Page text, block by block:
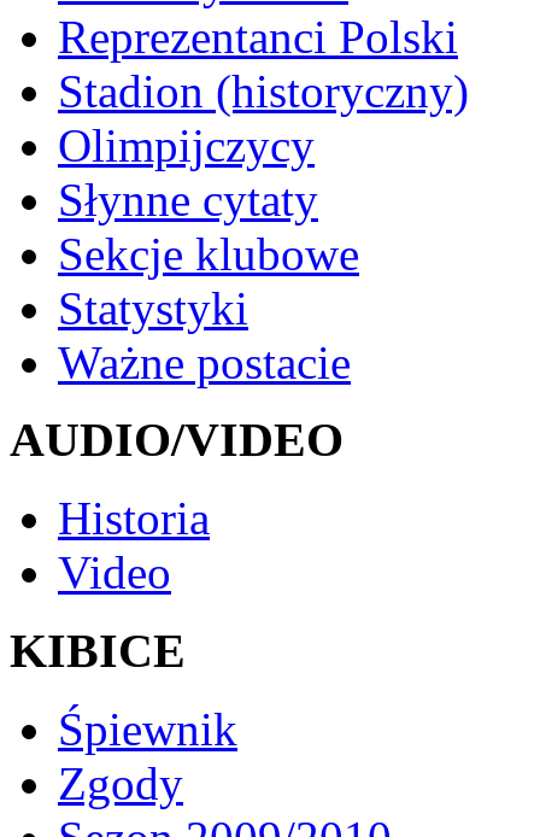
Reprezentanci Polski
Stadion (historyczny)
Olimpijczycy
Słynne cytaty
Sekcje klubowe
Statystyki
Ważne postacie
AUDIO/VIDEO
Historia
Video
KIBICE
Śpiewnik
Zgody